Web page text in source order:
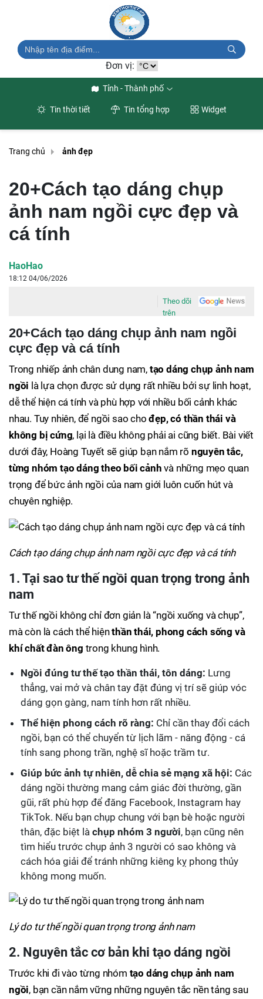
Đơn vị:
Tỉnh - Thành phố
Tin thời tiết Tin tổng hợp Widget
Trang chủ ảnh đẹp
20+Cách tạo dáng chụp
ảnh nam ngồi cực đẹp và
cá tính
HaoHao
18:12 04/06/2026
Theo dõi
trên
20+Cách tạo dáng chụp ảnh nam ngồi
cực đẹp và cá tính
Trong nhiếp ảnh chân dung nam, tạo dáng chụp ảnh nam
ngồi là lựa chọn được sử dụng rất nhiều bởi sự linh hoạt,
dễ thể hiện cá tính và phù hợp với nhiều bối cảnh khác
nhau. Tuy nhiên, để ngồi sao chođẹp, có thần thái và
không bị cứng, lại là điều không phải ai cũng biết. Bài viết
dưới đây, Hoàng Tuyết sẽ giúp bạn nắm rõ nguyên tắc,
từng nhóm tạo dáng theo bối cảnh và những mẹo quan
trọng để bức ảnh ngồi của nam giới luôn cuốn hút và
chuyên nghiệp.
Cách tạo dáng chụp ảnh nam ngồi cực đẹp và cá tính
1. Tại sao tư thế ngồi quan trọng trong ảnh
nam
Tư thế ngồi không chỉ đơn giản là “ngồi xuống và chụp”,
mà còn là cách thể hiệnthần thái, phong cách sống và
khí chất đàn ông trong khung hình.
Ngồi đúng tư thế tạo thần thái, tôn dáng: Lưng
thẳng, vai mở và chân tay đặt đúng vị trí sẽ giúp vóc
dáng gọn gàng, nam tính hơn rất nhiều.
Thể hiện phong cách rõ ràng: Chỉ cần thay đổi cách
ngồi, bạn có thể chuyển từ lịch lãm - năng động - cá
tính sang phong trần, nghệ sĩ hoặc trầm tư.
Giúp bức ảnh tự nhiên, dễ chia sẻ mạng xã hội: Các
dáng ngồi thường mang cảm giác đời thường, gần
gũi, rất phù hợp để đăng Facebook, Instagram hay
TikTok. Nếu bạn chụp chung với bạn bè hoặc người
thân, đặc biệt là chụp nhóm 3 người, bạn cũng nên
tìm hiểu trước chụp ảnh 3 người có sao không và
cách hóa giải để tránh những kiêng kỵ phong thủy
không mong muốn.
Lý do tư thế ngồi quan trọng trong ảnh nam
2. Nguyên tắc cơ bản khi tạo dáng ngồi
Trước khi đi vào từng nhóm tạo dáng chụp ảnh nam
ngồi, bạn cần nắm vững những nguyên tắc nền tảng sau